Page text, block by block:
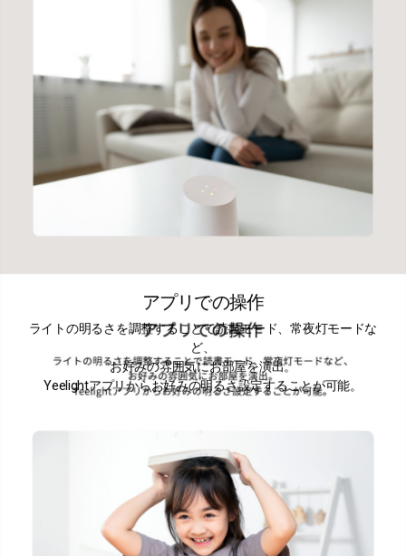
アプリでの操作
ライトの明るさを調整することで読書モード、常夜灯モードな
ど、
お好みの雰囲気にお部屋を演出。
Yeelightアプリからお好みの明るさ設定することが可能。